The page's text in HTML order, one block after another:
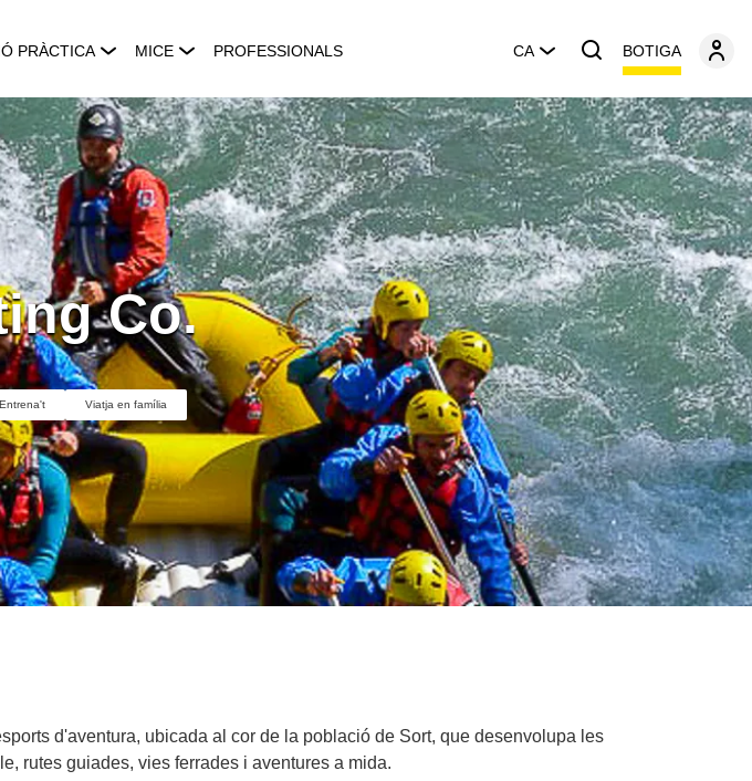
PRÀCTICA MICE PROFESSIONALS CA BOTIGA
Co.
Entrena't Viatja en família
d'aventura, ubicada al cor de la població de Sort, que desenvolupa les
rutes guiades, vies ferrades i aventures a mida.